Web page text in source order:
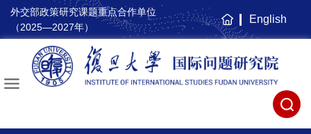
外交部政策研究课题重点合作单位
（2025—2027年）
主
页
English